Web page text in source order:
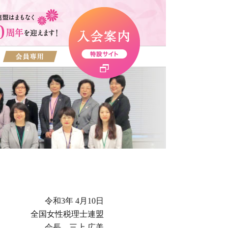
令和3年 4月10日
全国女性税理士連盟